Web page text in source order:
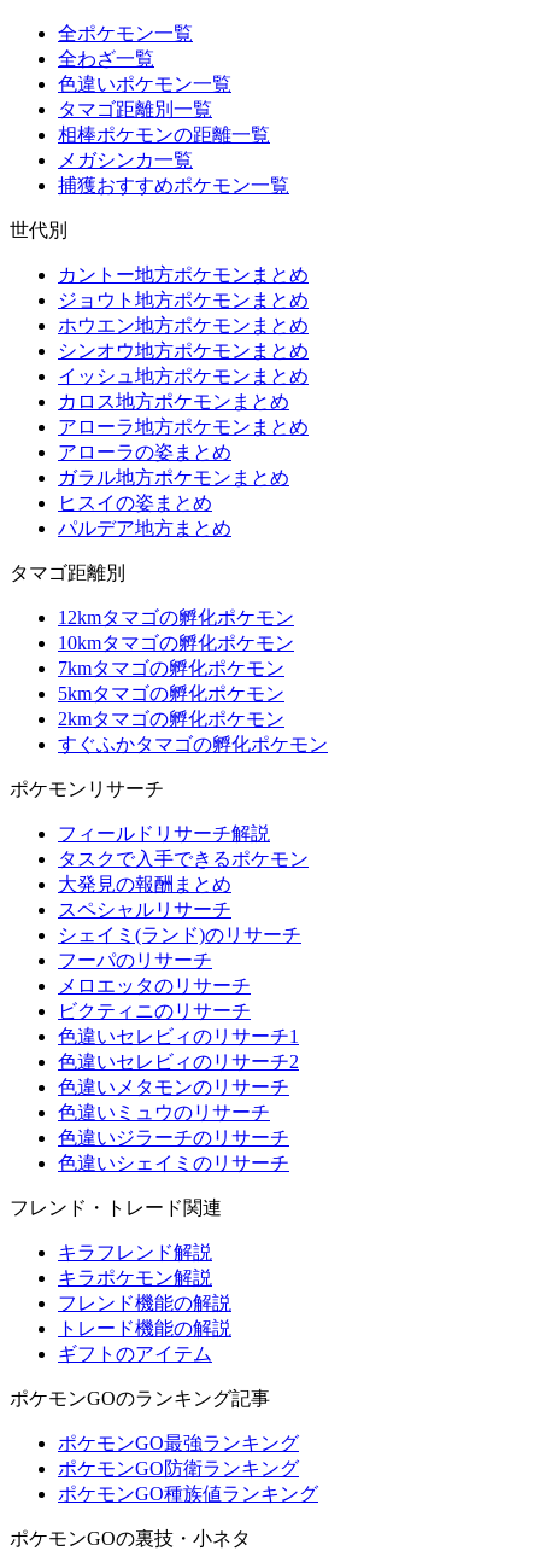
全ポケモン一覧
全わざ一覧
色違いポケモン一覧
タマゴ距離別一覧
相棒ポケモンの距離一覧
メガシンカ一覧
捕獲おすすめポケモン一覧
世代別
カントー地方ポケモンまとめ
ジョウト地方ポケモンまとめ
ホウエン地方ポケモンまとめ
シンオウ地方ポケモンまとめ
イッシュ地方ポケモンまとめ
カロス地方ポケモンまとめ
アローラ地方ポケモンまとめ
アローラの姿まとめ
ガラル地方ポケモンまとめ
ヒスイの姿まとめ
パルデア地方まとめ
タマゴ距離別
12kmタマゴの孵化ポケモン
10kmタマゴの孵化ポケモン
7kmタマゴの孵化ポケモン
5kmタマゴの孵化ポケモン
2kmタマゴの孵化ポケモン
すぐふかタマゴの孵化ポケモン
ポケモンリサーチ
フィールドリサーチ解説
タスクで入手できるポケモン
大発見の報酬まとめ
スペシャルリサーチ
シェイミ(ランド)のリサーチ
フーパのリサーチ
メロエッタのリサーチ
ビクティニのリサーチ
色違いセレビィのリサーチ1
色違いセレビィのリサーチ2
色違いメタモンのリサーチ
色違いミュウのリサーチ
色違いジラーチのリサーチ
色違いシェイミのリサーチ
フレンド・トレード関連
キラフレンド解説
キラポケモン解説
フレンド機能の解説
トレード機能の解説
ギフトのアイテム
ポケモンGOのランキング記事
ポケモンGO最強ランキング
ポケモンGO防衛ランキング
ポケモンGO種族値ランキング
ポケモンGOの裏技・小ネタ